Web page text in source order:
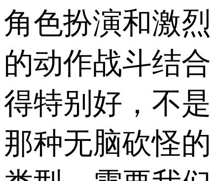
角色扮演和激烈
的动作战斗结合
得特别好，不是
那种无脑砍怪的